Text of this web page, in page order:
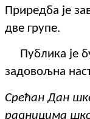
Приредба је
две групе.
Публика је
задовољна
Срећан Дан
радницима